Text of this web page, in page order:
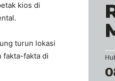
kios di
turun lokasi
fakta-fakta di